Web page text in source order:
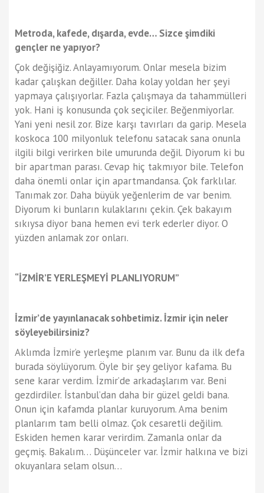
Metroda, kafede, dışarda, evde… Sizce şimdiki
gençler ne yapıyor?
Çok değişiğiz. Anlayamıyorum. Onlar mesela bizim
kadar çalışkan değiller. Daha kolay yoldan her şeyi
yapmaya çalışıyorlar. Fazla çalışmaya da tahammülleri
yok. Hani iş konusunda çok seçiciler. Beğenmiyorlar.
Yani yeni nesil zor. Bize karşı tavırları da garip. Mesela
koskoca 100 milyonluk telefonu satacak sana onunla
ilgili bilgi verirken bile umurunda değil. Diyorum ki bu
bir apartman parası. Cevap hiç takmıyor bile. Telefon
daha önemli onlar için apartmandansa. Çok farklılar.
Tanımak zor. Daha büyük yeğenlerim de var benim.
Diyorum ki bunların kulaklarını çekin. Çek bakayım
sıkıysa diyor bana hemen evi terk ederler diyor. O
yüzden anlamak zor onları.
“İZMİR’E YERLEŞMEYİ PLANLIYORUM”
İzmir’de yayınlanacak sohbetimiz. İzmir için neler
söyleyebilirsiniz?
Aklımda İzmir’e yerleşme planım var. Bunu da ilk defa
burada söylüyorum. Öyle bir şey geliyor kafama. Bu
sene karar verdim. İzmir’de arkadaşlarım var. Beni
gezdirdiler. İstanbul’dan daha bir güzel geldi bana.
Onun için kafamda planlar kuruyorum. Ama benim
planlarım tam belli olmaz. Çok cesaretli değilim.
Eskiden hemen karar verirdim. Zamanla onlar da
geçmiş. Bakalım… Düşünceler var. İzmir halkına ve bizi
okuyanlara selam olsun…